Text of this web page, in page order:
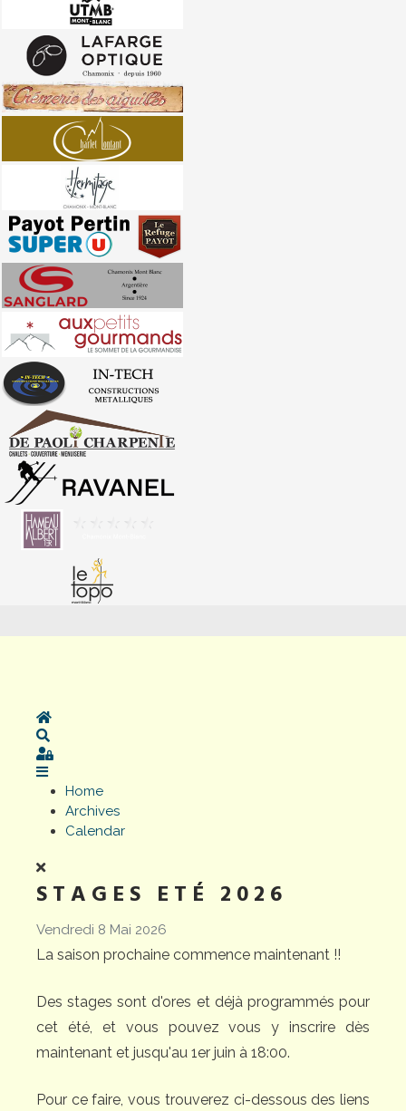
Home
Sign In
Home
Archives
Calendar
STAGES ETÉ 2026
Vendredi 8 Mai 2026
La saison prochaine commence maintenant !!
Des stages sont d'ores et déjà programmés pour
cet été, et vous pouvez vous y inscrire dès
maintenant et jusqu'au 1er juin à 18:00.
Pour ce faire, vous trouverez ci-dessous des liens